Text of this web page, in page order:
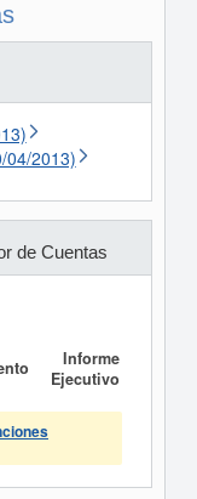
04/2013)
de Cuentas
Informe
Ejecutivo